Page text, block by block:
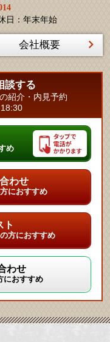
日：年末年始
会社概要
談する
紹介・内見予約
め
わせ
におすすめ
ト
方におすすめ
わせ
におすすめ